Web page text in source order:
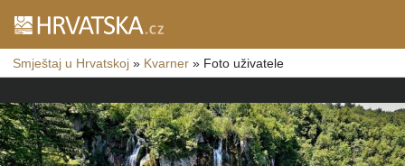
Smještaj u Hrvatskoj » Kvarner » Foto uživatele